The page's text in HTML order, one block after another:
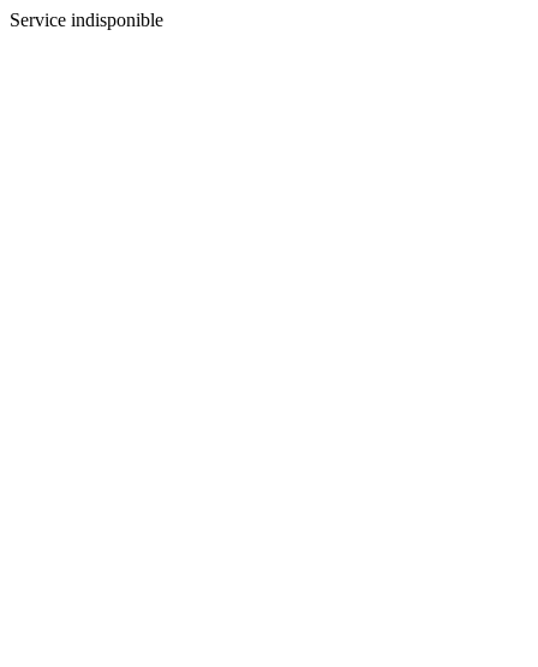
Service indisponible